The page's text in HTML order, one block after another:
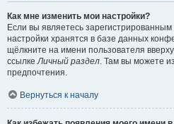
Как мне изменить мои настройки?
Если вы являетесь
настройки хранятся в базе данных
щёлкните на имени пользователя
ссылкеЛичный раздел. Там вы можете
предпочтения.
Вернуться к началу